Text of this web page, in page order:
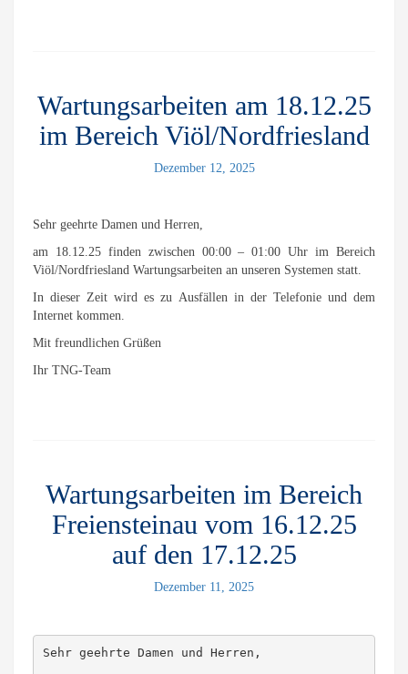
Wartungsarbeiten am 18.12.25
im Bereich Viöl/Nordfriesland
Dezember 12, 2025
Sehr geehrte Damen und Herren,
am 18.12.25 finden zwischen 00:00 – 01:00 Uhr im Bereich
Viöl/Nordfriesland Wartungsarbeiten an unseren Systemen statt.
In dieser Zeit wird es zu Ausfällen in der Telefonie und dem
Internet kommen.
Mit freundlichen Grüßen
Ihr TNG-Team
Wartungsarbeiten im Bereich
Freiensteinau vom 16.12.25
auf den 17.12.25
Dezember 11, 2025
Sehr geehrte Damen und Herren,